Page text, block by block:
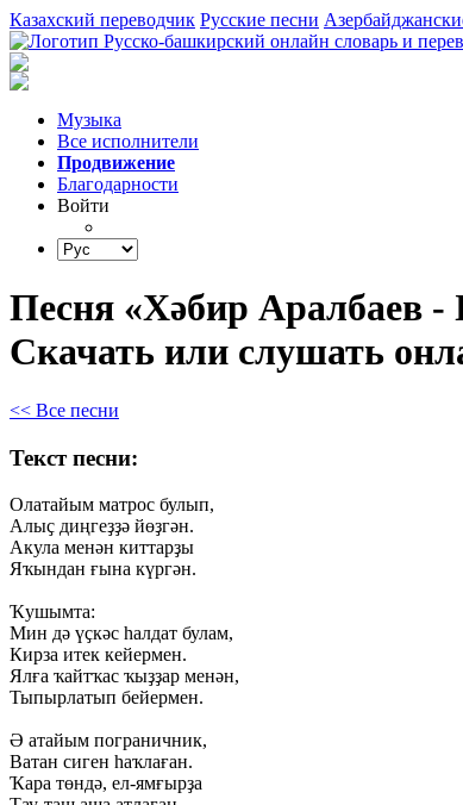
Казахский переводчик Русские песни
Музыка
Все исполнители
Продвижение
Благодарности
Войти
Песня «Хәбир Аралбаев -
Скачать или слушать
<< Все песни
Текст песни:
Олатайым матрос булып,
Алыҫ диңгеҙҙә йөҙгән.
Акула менән киттарҙы
Яҡындан ғына күргән.
Ҡушымта:
Мин дә үҫкәс һалдат булам,
Кирза итек кейермен.
Ялға ҡайтҡас ҡыҙҙар менән,
Тыпырлатып бейермен.
Ә атайым пограничник,
Ватан сиген һаҡлаған.
Ҡара төндә, ел-ямғырҙа